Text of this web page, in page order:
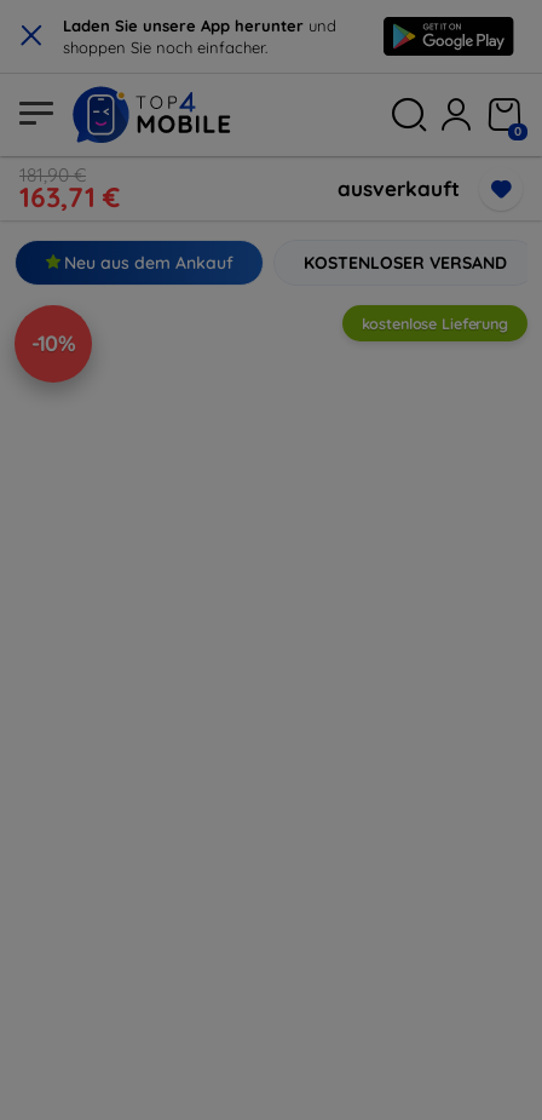
× Laden Sie unsere App herunter und
shoppen Sie noch einfacher.
0
181,90 €
163,71 € ausverkauft
Neu aus dem Ankauf KOSTENLOSER VERSAND
-10%
kostenlose Lieferung